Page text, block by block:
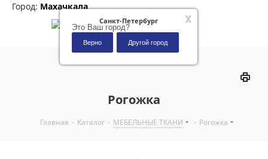
x
Санкт-Петербург
Это Ваш город?
Верно Другой город
Город: Махачкала
Рогожка
Главная - Каталог - МЕБЕЛЬНЫЕ ТКАНИ - Рогожка